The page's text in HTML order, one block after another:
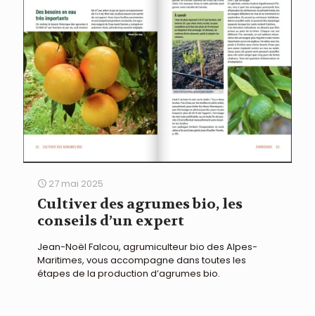
27 mai 2025
Cultiver des agrumes bio, les
conseils d’un expert
Jean-Noël Falcou, agrumiculteur bio des Alpes-
Maritimes, vous accompagne dans toutes les
étapes de la production d’agrumes bio.